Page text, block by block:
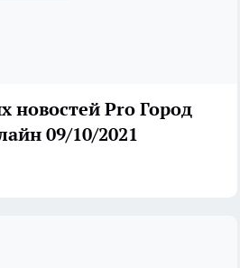
новостей Pro Город
09/10/2021